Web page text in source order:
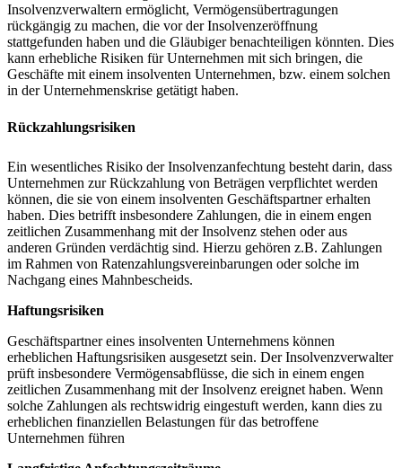
Insolvenzverwaltern ermöglicht, Vermögensübertragungen
rückgängig zu machen, die vor der Insolvenzeröffnung
stattgefunden haben und die Gläubiger benachteiligen könnten. Dies
kann erhebliche Risiken für Unternehmen mit sich bringen, die
Geschäfte mit einem insolventen Unternehmen, bzw. einem solchen
in der Unternehmenskrise getätigt haben.
Rückzahlungsrisiken
Ein wesentliches Risiko der Insolvenzanfechtung besteht darin, dass
Unternehmen zur Rückzahlung von Beträgen verpflichtet werden
können, die sie von einem insolventen Geschäftspartner erhalten
haben. Dies betrifft insbesondere Zahlungen, die in einem engen
zeitlichen Zusammenhang mit der Insolvenz stehen oder aus
anderen Gründen verdächtig sind. Hierzu gehören z.B. Zahlungen
im Rahmen von Ratenzahlungsvereinbarungen oder solche im
Nachgang eines Mahnbescheids.
Haftungsrisiken
Geschäftspartner eines insolventen Unternehmens können
erheblichen Haftungsrisiken ausgesetzt sein. Der Insolvenzverwalter
prüft insbesondere Vermögensabflüsse, die sich in einem engen
zeitlichen Zusammenhang mit der Insolvenz ereignet haben. Wenn
solche Zahlungen als rechtswidrig eingestuft werden, kann dies zu
erheblichen finanziellen Belastungen für das betroffene
Unternehmen führen